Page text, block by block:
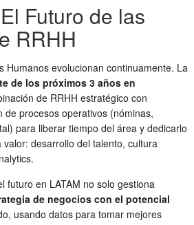
Futuro de las
RRHH
Humanos evolucionan continuamente. La
de los próximos 3 años en
de RRHH estratégico con
de procesos operativos (nóminas,
para liberar tiempo del área y dedicarlo
desarrollo del talento, cultura
futuro en LATAM no solo gestiona
de negocios con el potencial
usando datos para tomar mejores